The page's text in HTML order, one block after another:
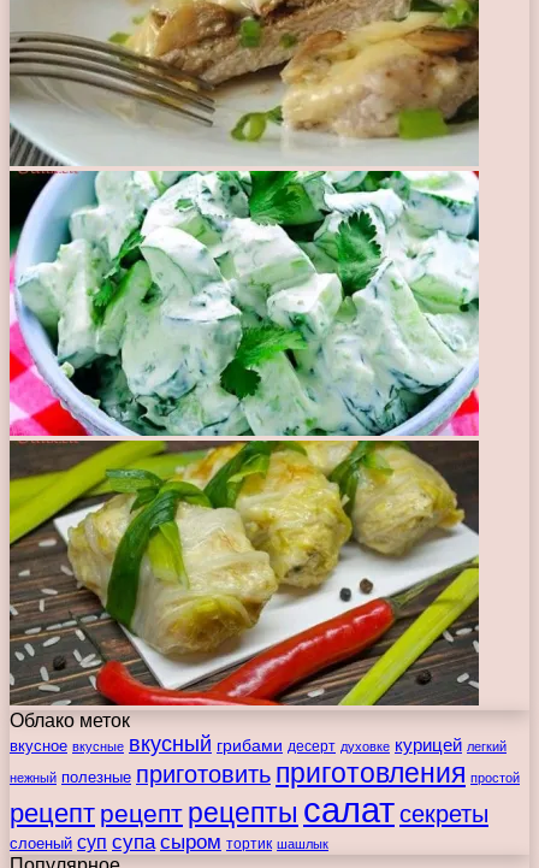
Облако меток
вкусное вкусные вкусный грибами десерт духовке курицей легкий
нежный полезные приготовить приготовления простой
рецепт рецепт рецепты салатсекреты
слоеный суп супа сыром тортик шашлык